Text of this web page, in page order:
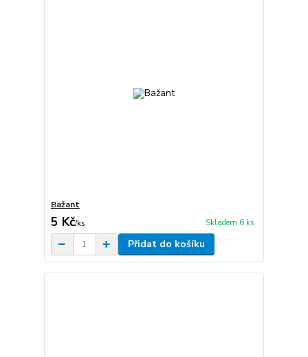
Bažant
5 Kč/ks Skladem 6 ks
Přidat do košíku